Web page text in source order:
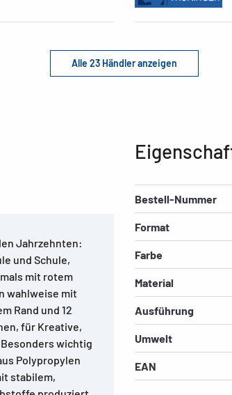
Alle 23 Händler anzeigen
Jahrzehnten:
und Schule,
mit rotem
wahlweise mit
Rand und 12
für Kreative,
wichtig
Polypropylen
stabilem,
Bestell-Nummer
Format
Farbe
Material
Ausführung
Umwelt
EAN